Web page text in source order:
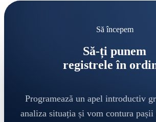
Să începem
Să-ți punem
registrele în
Programează un apel introductiv
analiza situația și vom contura